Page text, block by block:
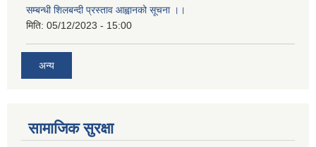
सम्बन्धी शिलबन्दी प्रस्ताव आह्वानको सूचना ।।
मिति: 05/12/2023 - 15:00
अन्य
सामाजिक सुरक्षा